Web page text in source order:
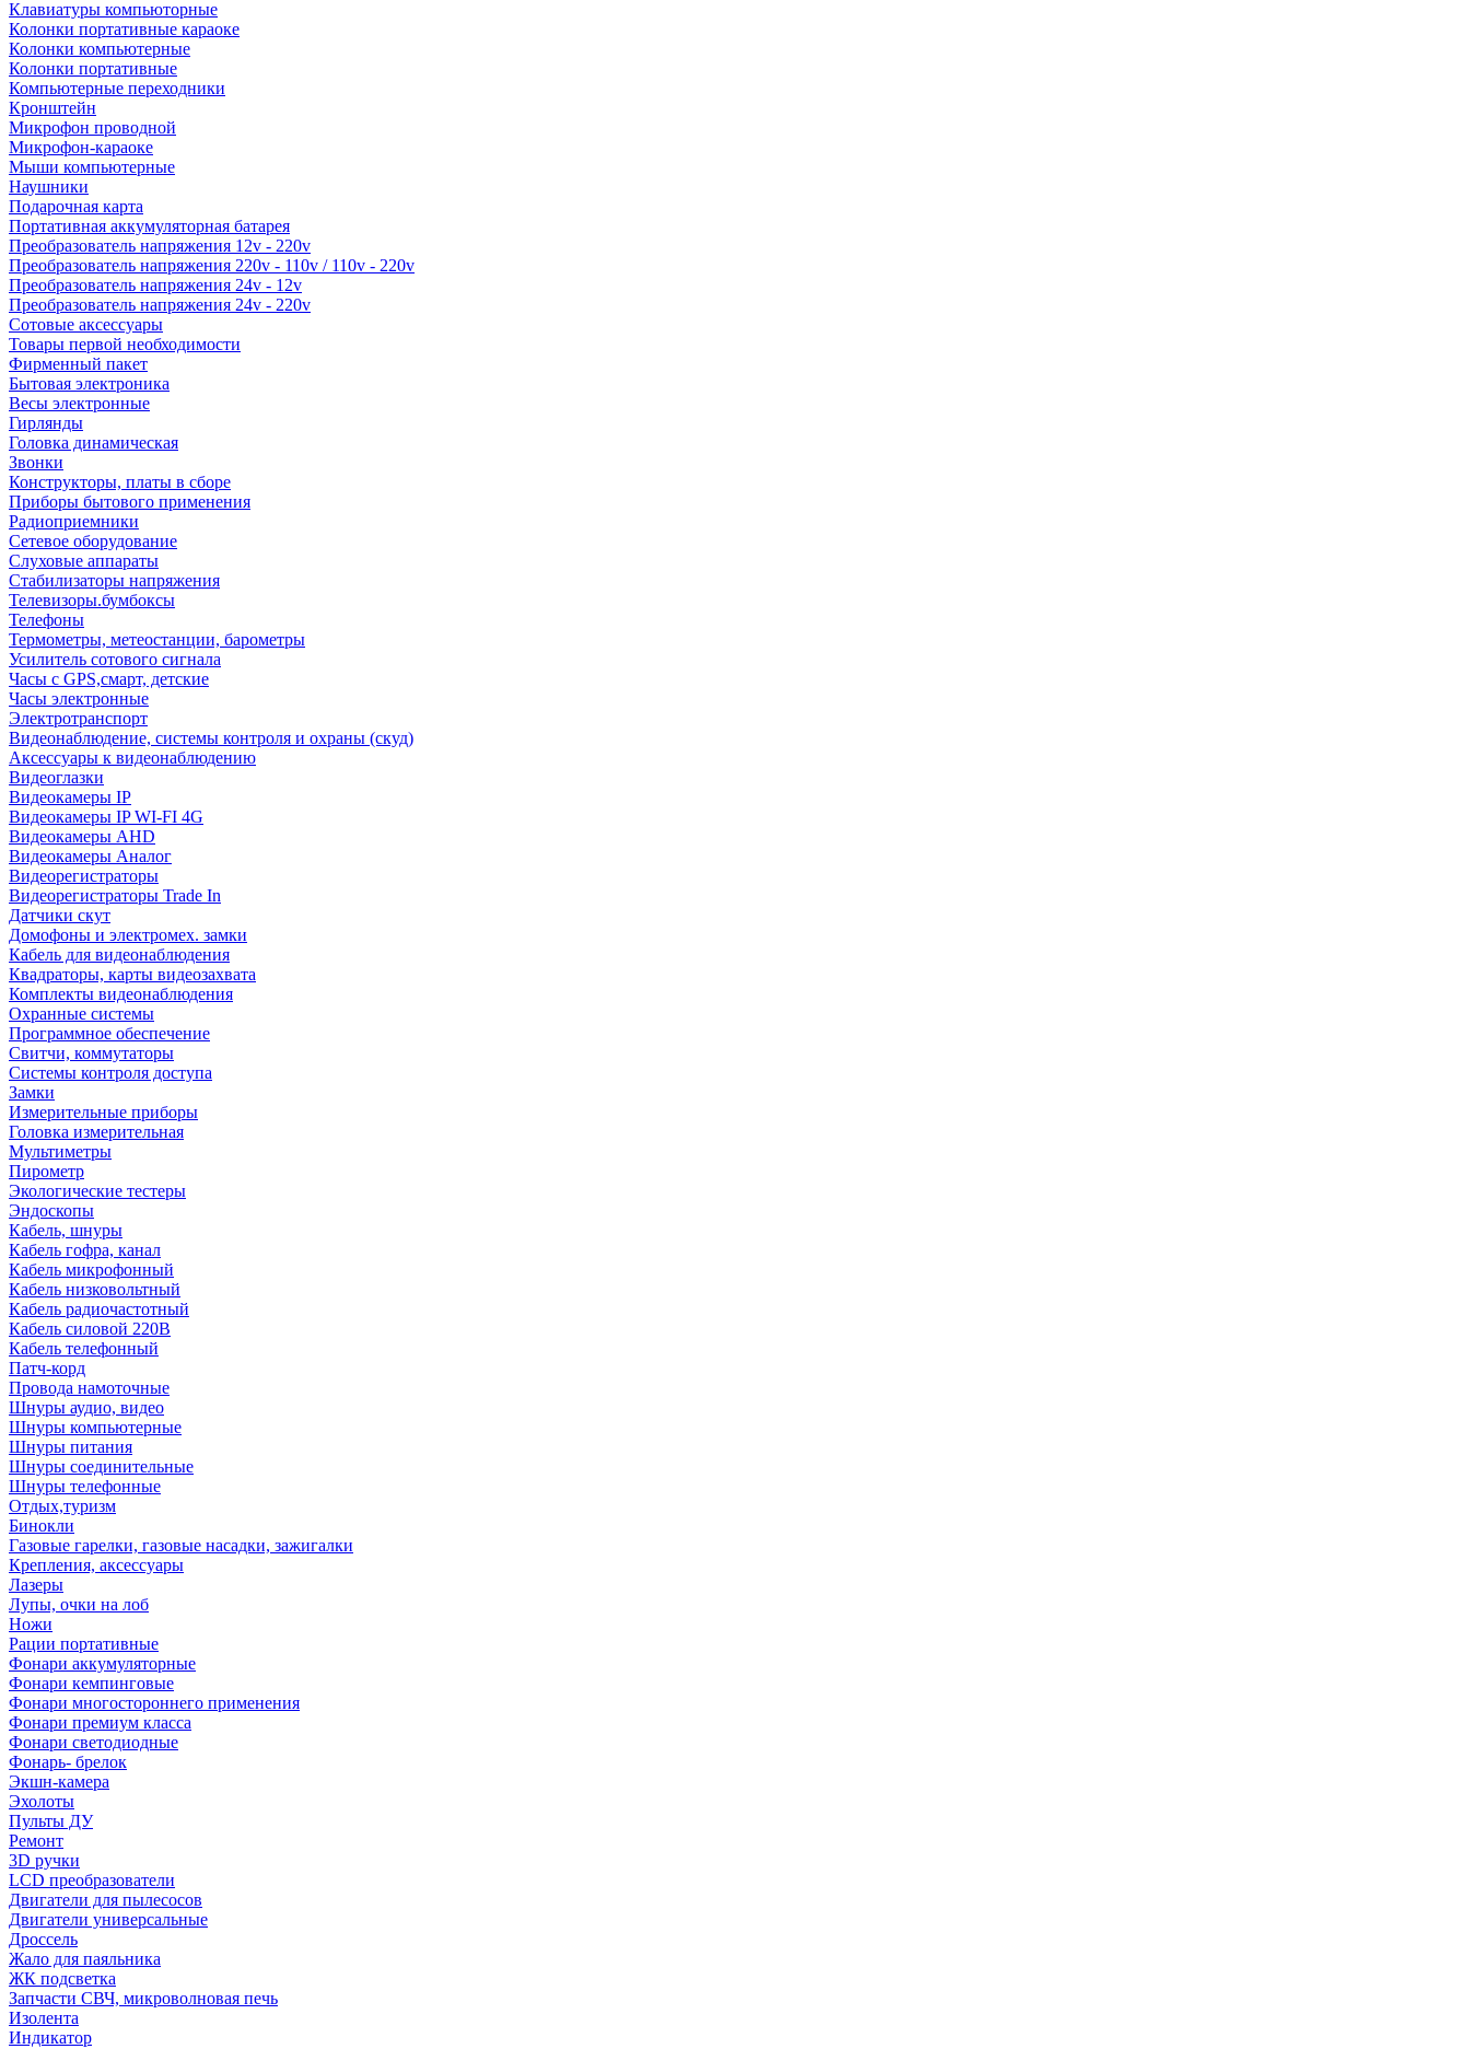
Клавиатуры компьюторные
Колонки портативные караоке
Колонки компьютерные
Колонки портативные
Компьютерные переходники
Кронштейн
Микрофон проводной
Микрофон-караоке
Мыши компьютерные
Наушники
Подарочная карта
Портативная аккумуляторная батарея
Преобразователь напряжения 12v - 220v
Преобразователь напряжения 220v - 110v / 110v - 220v
Преобразователь напряжения 24v - 12v
Преобразователь напряжения 24v - 220v
Сотовые аксессуары
Товары первой необходимости
Фирменный пакет
Бытовая электроника
Весы электронные
Гирлянды
Головка динамическая
Звонки
Конструкторы, платы в сборе
Приборы бытового применения
Радиоприемники
Сетевое оборудование
Слуховые аппараты
Стабилизаторы напряжения
Телевизоры.бумбоксы
Телефоны
Термометры, метеостанции, барометры
Усилитель сотового сигнала
Часы с GPS,смарт, детские
Часы электронные
Электротранспорт
Видеонаблюдение, системы контроля и охраны (скуд)
Аксессуары к видеонаблюдению
Видеоглазки
Видеокамеры IP
Видеокамеры IP WI-FI 4G
Видеокамеры AHD
Видеокамеры Аналог
Видеорегистраторы
Видеорегистраторы Trade In
Датчики скут
Домофоны и электромех. замки
Кабель для видеонаблюдения
Квадраторы, карты видеозахвата
Комплекты видеонаблюдения
Охранные системы
Программное обеспечение
Свитчи, коммутаторы
Системы контроля доступа
Замки
Измерительные приборы
Головка измерительная
Мультиметры
Пирометр
Экологические тестеры
Эндоскопы
Кабель, шнуры
Кабель гофра, канал
Кабель микрофонный
Кабель низковольтный
Кабель радиочастотный
Кабель силовой 220В
Кабель телефонный
Патч-корд
Провода намоточные
Шнуры аудио, видео
Шнуры компьютерные
Шнуры питания
Шнуры соединительные
Шнуры телефонные
Отдых,туризм
Бинокли
Газовые гарелки, газовые насадки, зажигалки
Крепления, аксессуары
Лазеры
Лупы, очки на лоб
Ножи
Рации портативные
Фонари аккумуляторные
Фонари кемпинговые
Фонари многостороннего применения
Фонари премиум класса
Фонари светодиодные
Фонарь- брелок
Экшн-камера
Эхолоты
Пульты ДУ
Ремонт
3D ручки
LCD преобразователи
Двигатели для пылесосов
Двигатели универсальные
Дроссель
Жало для паяльника
ЖК подсветка
Запчасти СВЧ, микроволновая печь
Изолента
Индикатор